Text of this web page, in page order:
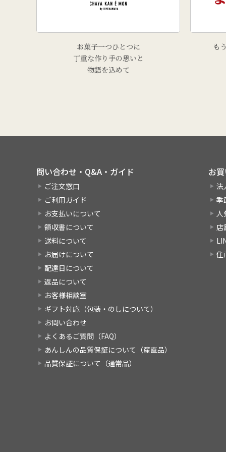
お菓子一つひとつに
丁重な作り手の思いと
物語を込めて
も
問い合わせ・Q&A・ガイド
ご注文窓口
ご利用ガイド
お支払いについて
領収書について
送料について
お届けについて
配達日について
返品について
お客様相談室
ギフト対応（包装・のしについて）
お問い合わせ
よくあるご質問（FAQ）
あんしんの品質保証について（産直品）
品質保証について（通常品）
お
法
季
店
住